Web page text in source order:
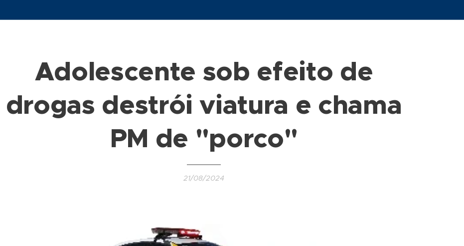
Adolescente sob efeito de
drogas destrói viatura e chama
PM de "porco"
21/08/2024